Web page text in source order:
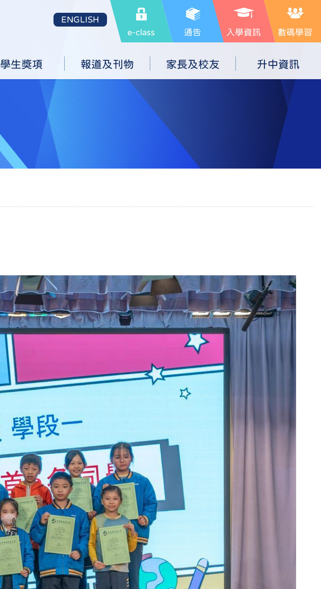
e-class 通告 入學資訊 數碼學習
ENGLISH
學生獎項 報道及刊物 家長及校友 升中資訊